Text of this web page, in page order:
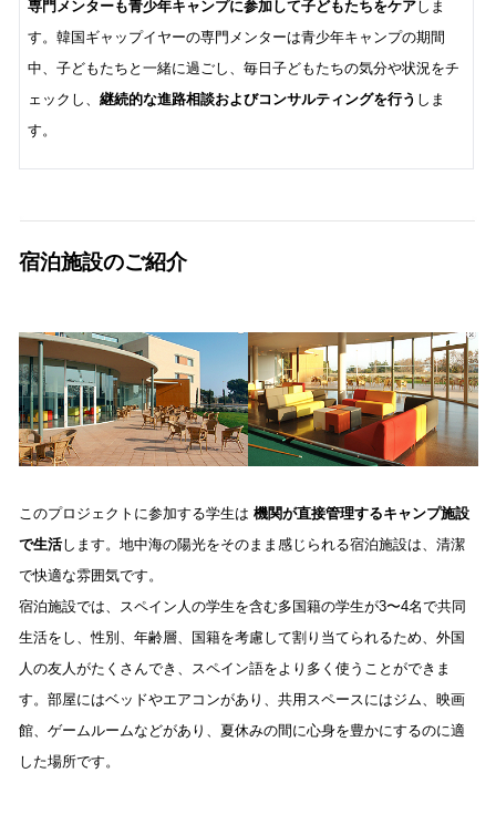
専門メンターも青少年キャンプに参加して子どもたちをケアしま
す。韓国ギャップイヤーの専門メンターは青少年キャンプの期間
中、子どもたちと一緒に過ごし、毎日子どもたちの気分や状況をチ
ェックし、 継続的な進路相談およびコンサルティングを行う しま
す。
宿泊施設のご紹介
このプロジェクトに参加する学生は 機関が直接管理するキャンプ施設
で生活します。地中海の陽光をそのまま感じられる宿泊施設は、清潔
で快適な雰囲気です。
宿泊施設では、スペイン人の学生を含む多国籍の学生が3〜4名で共同
生活をし、性別、年齢層、国籍を考慮して割り当てられるため、外国
人の友人がたくさんでき、スペイン語をより多く使うことができま
す。部屋にはベッドやエアコンがあり、共用スペースにはジム、映画
館、ゲームルームなどがあり、夏休みの間に心身を豊かにするのに適
した場所です。